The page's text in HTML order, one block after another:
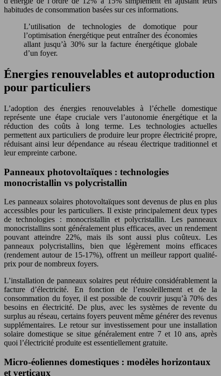
habitudes de consommation basées sur ces informations.
L’utilisation de technologies de domotique pour
l’optimisation énergétique peut entraîner des économies
allant jusqu’à 30% sur la facture énergétique globale
d’un foyer.
Énergies renouvelables et autoproduction
pour particuliers
L’adoption des énergies renouvelables à l’échelle domestique
représente une étape cruciale vers l’autonomie énergétique et la
réduction des coûts à long terme. Les technologies actuelles
permettent aux particuliers de produire leur propre électricité propre,
réduisant ainsi leur dépendance au réseau électrique traditionnel et
leur empreinte carbone.
Panneaux photovoltaïques : technologies
monocristallin vs polycristallin
Les panneaux solaires photovoltaïques sont devenus de plus en plus
accessibles pour les particuliers. Il existe principalement deux types
de technologies : monocristallin et polycristallin. Les panneaux
monocristallins sont généralement plus efficaces, avec un rendement
pouvant atteindre 22%, mais ils sont aussi plus coûteux. Les
panneaux polycristallins, bien que légèrement moins efficaces
(rendement autour de 15-17%), offrent un meilleur rapport qualité-
prix pour de nombreux foyers.
L’installation de panneaux solaires peut réduire considérablement la
facture d’électricité. En fonction de l’ensoleillement et de la
consommation du foyer, il est possible de couvrir jusqu’à 70% des
besoins en électricité. De plus, avec les systèmes de revente du
surplus au réseau, certains foyers peuvent même générer des revenus
supplémentaires. Le retour sur investissement pour une installation
solaire domestique se situe généralement entre 7 et 10 ans, après
quoi l’électricité produite est essentiellement gratuite.
Micro-éoliennes domestiques : modèles horizontaux
et verticaux